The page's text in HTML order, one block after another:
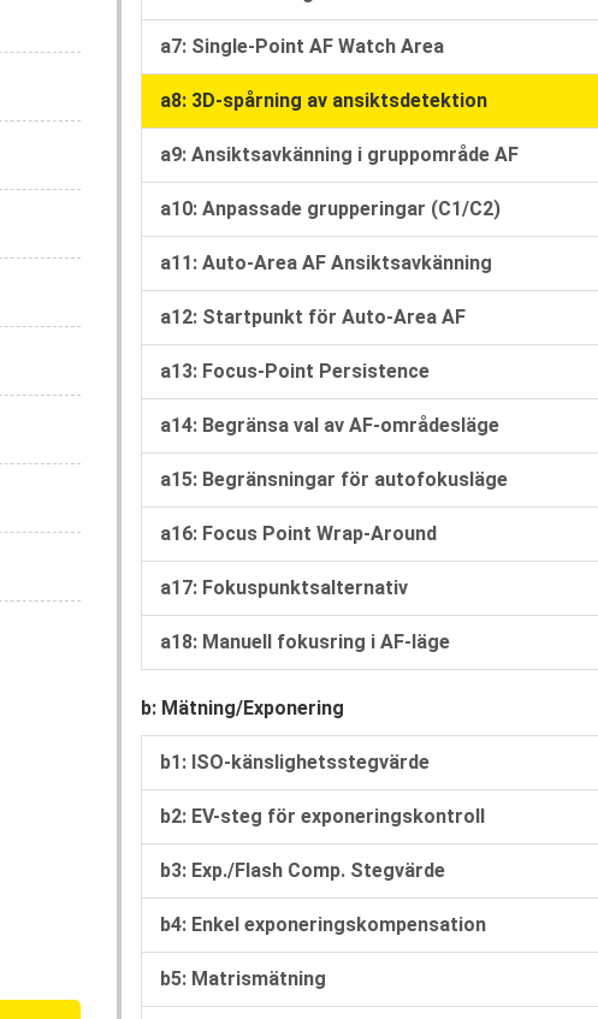
a7: Single-Point AF Watch Area
a8: 3D-spårning av ansiktsdetektion
a9: Ansiktsavkänning i gruppområde AF
a10: Anpassade grupperingar (C1/C2)
a11: Auto-Area AF Ansiktsavkänning
a12: Startpunkt för Auto-Area AF
a13: Focus-Point Persistence
a14: Begränsa val av AF-områdesläge
a15: Begränsningar för autofokusläge
a16: Focus Point Wrap-Around
a17: Fokuspunktsalternativ
a18: Manuell fokusring i AF-läge
b: Mätning/Exponering
b1: ISO-känslighetsstegvärde
b2: EV-steg för exponeringskontroll
b3: Exp./Flash Comp. Stegvärde
b4: Enkel exponeringskompensation
b5: Matrismätning